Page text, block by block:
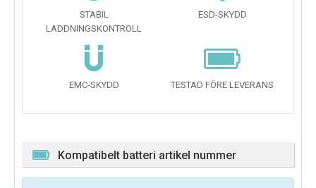
STABIL
LADDNINGSKONTROLL
ESD-SKYDD
EMC-SKYDD TESTAD FÖRE LEVERANS
Kompatibelt batteri artikel nummer